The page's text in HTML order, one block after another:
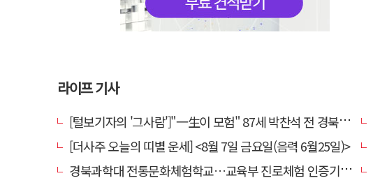
라이프 기사
[털보기자의 '그사람']"一生이 모험" 87세 박찬석 전 경북대 총장
[더사주 오늘의 띠별 운세] <8월 7일 금요일(음력 6월25일)>
경북과학대 전통문화체험학교…교육부 진로체험 인증기관 선정